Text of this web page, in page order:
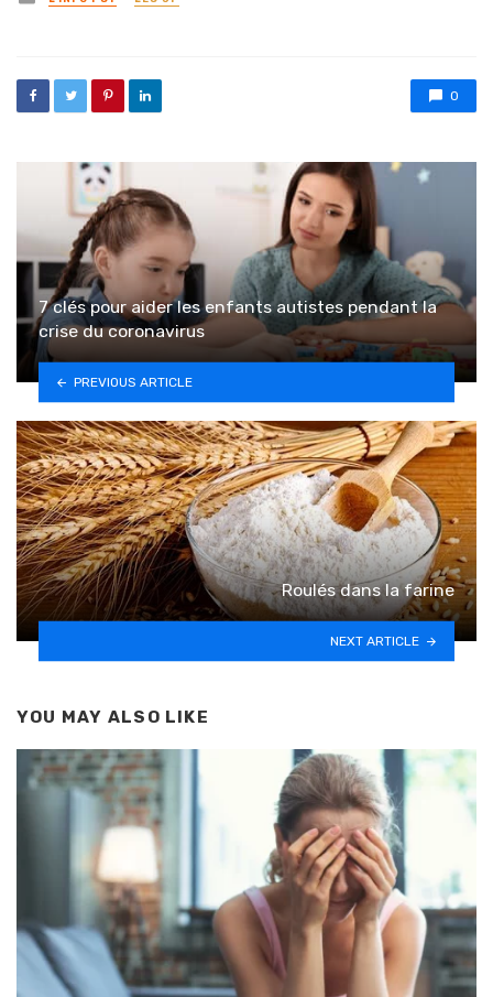
0
7 clés pour aider les enfants autistes pendant la
crise du coronavirus
PREVIOUS ARTICLE
Roulés dans la farine
NEXT ARTICLE
YOU MAY ALSO LIKE